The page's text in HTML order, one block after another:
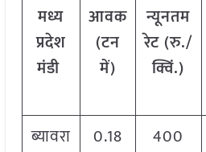
मध्य
प्रदेश
मंडी
आवक
(टन
में)
न्यूनतम
रेट (रु./
क्विं.)
ब्यावरा
0.18 400